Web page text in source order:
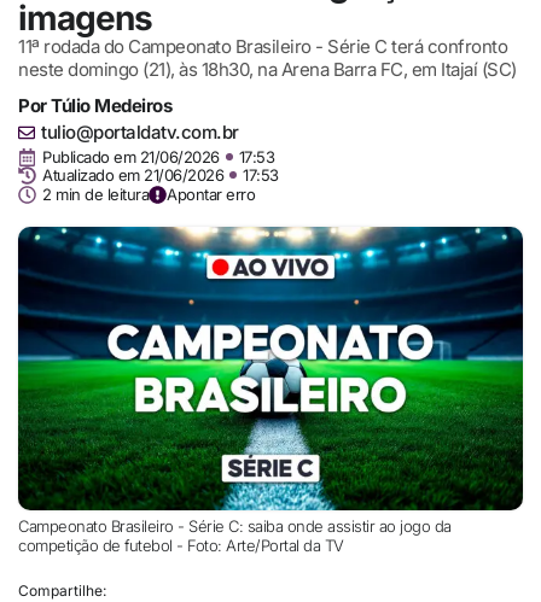
imagens
11ª rodada do Campeonato Brasileiro - Série C terá confronto
neste domingo (21), às 18h30, na Arena Barra FC, em Itajaí (SC)
PorTúlio Medeiros
tulio@portaldatv.com.br
Publicado em 21/06/2026
17:53
Atualizado em 21/06/2026
17:53
2 min de leitura
Apontar erro
Campeonato Brasileiro - Série C: saiba onde assistir ao jogo da
competição de futebol - Foto: Arte/Portal da TV
Compartilhe: